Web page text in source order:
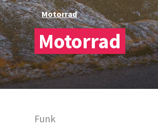
Motorrad
Motorrad
Funk